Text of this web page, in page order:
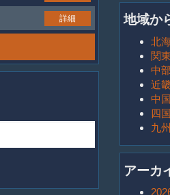
詳細 地域か
北
関
中
近
中
四
九
アーカ